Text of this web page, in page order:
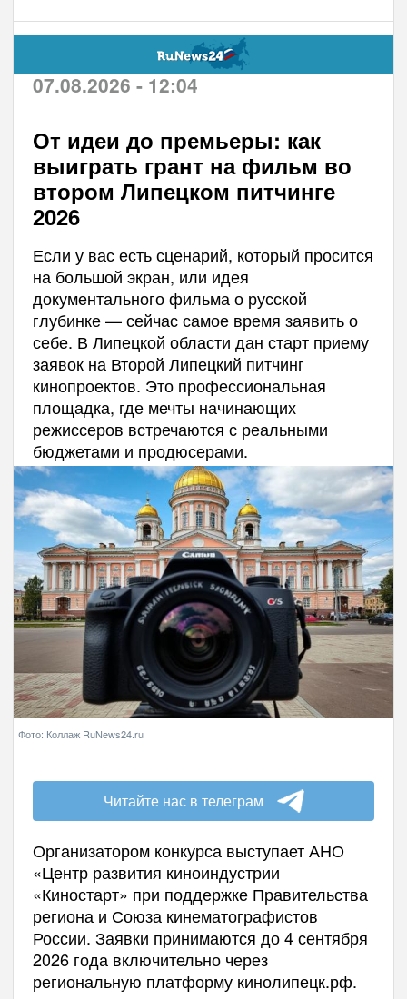
07.08.2026 - 12:04
От идеи до премьеры: как
выиграть грант на фильм во
втором Липецком питчинге
2026
Если у вас есть сценарий, который просится
на большой экран, или идея
документального фильма о русской
глубинке — сейчас самое время заявить о
себе. В Липецкой области дан старт приему
заявок на Второй Липецкий питчинг
кинопроектов. Это профессиональная
площадка, где мечты начинающих
режиссеров встречаются с реальными
бюджетами и продюсерами.
Фото: Коллаж RuNews24.ru
Читайте нас в телеграм
Организатором конкурса выступает АНО
«Центр развития киноиндустрии
«Киностарт» при поддержке Правительства
региона и Союза кинематографистов
России. Заявки принимаются до 4 сентября
2026 года включительно через
региональную платформу кинолипецк.рф.